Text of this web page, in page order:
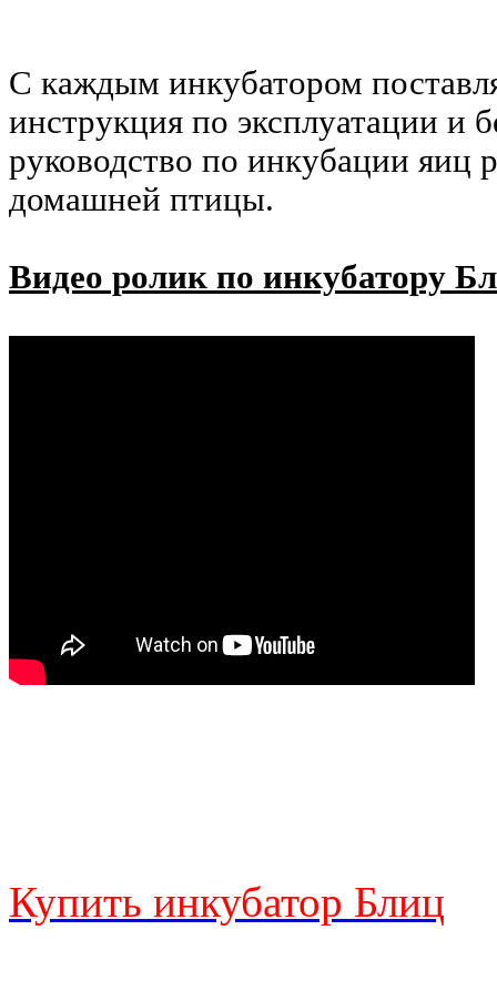
С каждым инкубатором
инструкция по эксплуатации и
руководство по инкубации яиц
домашней птицы.
Видео ролик по инкубатору
Купить инкубатор Блиц